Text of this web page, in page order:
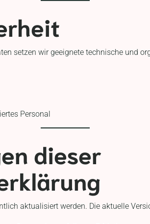
setzen wir geeignete technische und
Personal
dieser
aktualisiert werden. Die aktuelle